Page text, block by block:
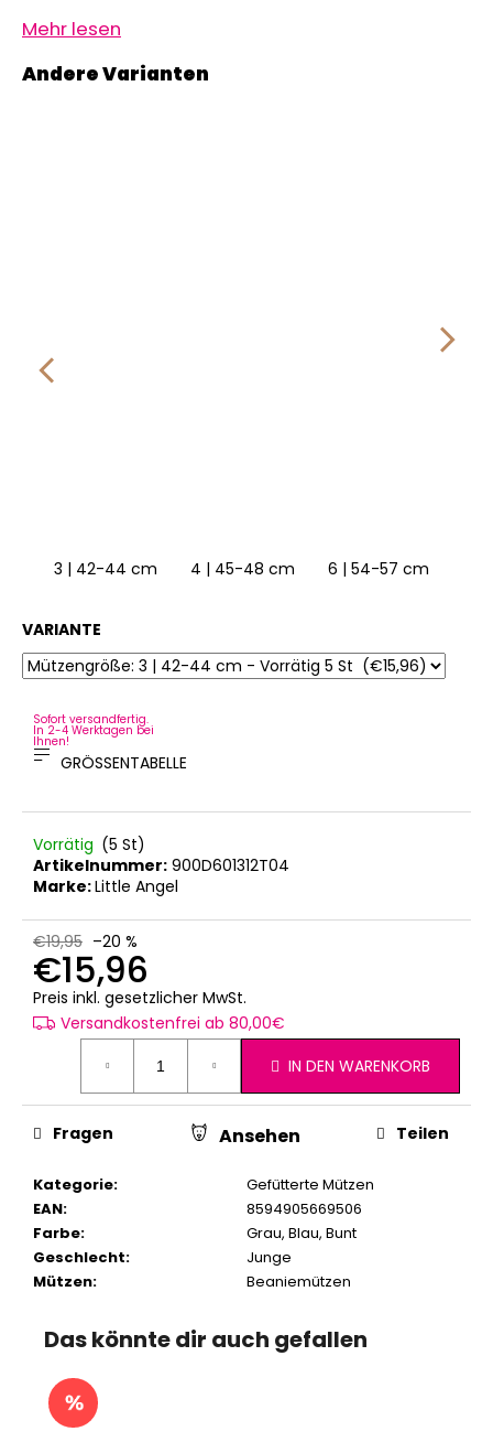
Mehr lesen
3 | 42-44 cm 4 | 45-48 cm 6 | 54-57 cm
VARIANTE
Sofort versandfertig.
In 2-4 Werktagen bei
Ihnen!
GRÖSSENTABELLE
Vorrätig (5 St)
Artikelnummer: 900D601312T04
Marke:Little Angel
€19,95 –20 %
€15,96
Preis inkl. gesetzlicher MwSt.
Versandkostenfrei ab 80,00€
IN DEN WARENKORB
Kategorie:
Gefütterte Mützen
EAN:
8594905669506
Farbe: Grau, Blau, Bunt
Geschlecht:
Junge
Mützen: Beaniemützen
Fragen Ansehen Teilen
Das könnte dir auch gefallen